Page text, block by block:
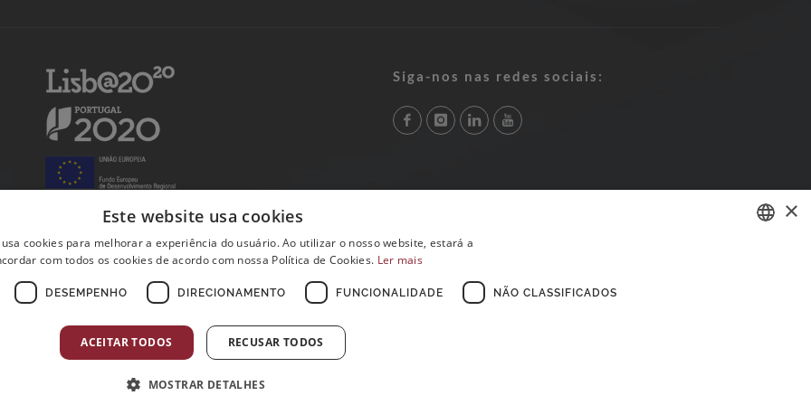
Siga-nos nas redes sociais:
×
Este website usa cookies
cookies para melhorar a experiência do usuário. Ao utilizar o nosso website, estará a
com todos os cookies de acordo com nossa Política de Cookies. Ler mais
DESEMPENHO DIRECIONAMENTO FUNCIONALIDADE NÃO CLASSIFICADOS
ACEITAR TODOS RECUSAR TODOS
MOSTRAR DETALHES